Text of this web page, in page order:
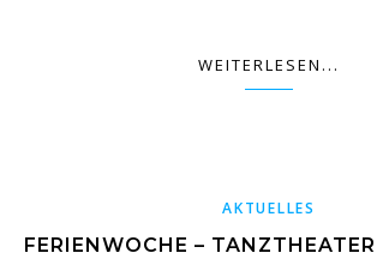
WEITERLESEN...
AKTUELLES
FERIENWOCHE –